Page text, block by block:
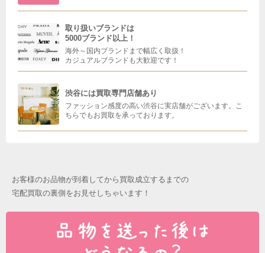
取り扱いブランドは
5000ブランド以上！
海外～国内ブランドまで幅広く取扱！
カジュアルブランドも大歓迎です！
渋谷には買取専門店舗あり
ファッション感度の高い渋谷に実店舗がございます。こ
ちらでもお買取を承っております。
お客様のお品物が到着してから買取成立するまでの
宅配買取の裏側をお見せしちゃいます！